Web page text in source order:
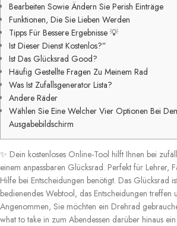
Bearbeiten Sowie Ändern Sie Perish Einträge
Funktionen, Die Sie Lieben Werden
Tipps Für Bessere Ergebnisse 💡
Ist Dieser Dienst Kostenlos?”
Ist Das Glücksrad Good?
Häufig Gestellte Fragen Zu Meinem Rad
Was Ist Zufallsgenerator Lista?
Andere Räder
Wählen Sie Eine Welcher Vier Optionen Bei
Ausgabebildschirm
✨ Dein kostenloses Online-Tool hilft Ihnen bei
einem anpassbaren Glücksrad. Perfekt für Lehrer,
Hilfe bei Entscheidungen benötigt. Das Glücksrad
bedienendes Webtool, das Entscheidungen treffen
Angenommen, Sie möchten ein Drehrad
what to take in zum Abendessen darüber hinaus